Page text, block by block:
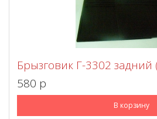
Брызговик Г-3302
580 p
В корзину